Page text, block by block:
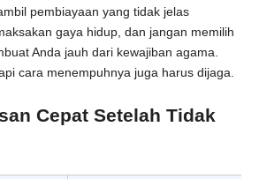
pembiayaan yang tidak jelas
gaya hidup, dan jangan memilih
Anda jauh dari kewajiban agama.
cara menempuhnya juga harus dijaga.
Cepat Setelah Tidak